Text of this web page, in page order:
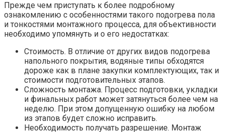
Прежде чем приступать к более подробному
ознакомлению с особенностями такого подогрева пола
и тонкостями монтажного процесса, для объективности
необходимо упомянуть и о его недостатках:
Стоимость. В отличие от других видов подогрева
напольного покрытия, водяные типы обходятся
дороже как в плане закупки комплектующих, так и
стоимости подготовительных этапов.
Сложность монтажа. Процесс подготовки, укладки
и финальных работ может затянуться более чем на
неделю. При этом допущенную ошибку на любом
из этапов будет сложно исправить.
Необходимость получать разрешение. Монтаж